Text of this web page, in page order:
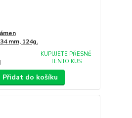
mm, 124g.
KUPUJETE PŘESNĚ
TENTO KUS
Přidat do košíku